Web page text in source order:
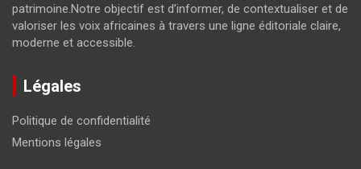
patrimoine.Notre objectif est d’informer, de contextualiser et de
valoriser les voix africaines à travers une ligne éditoriale claire,
moderne et accessible.
Légales
Politique de confidentialité
Mentions légales